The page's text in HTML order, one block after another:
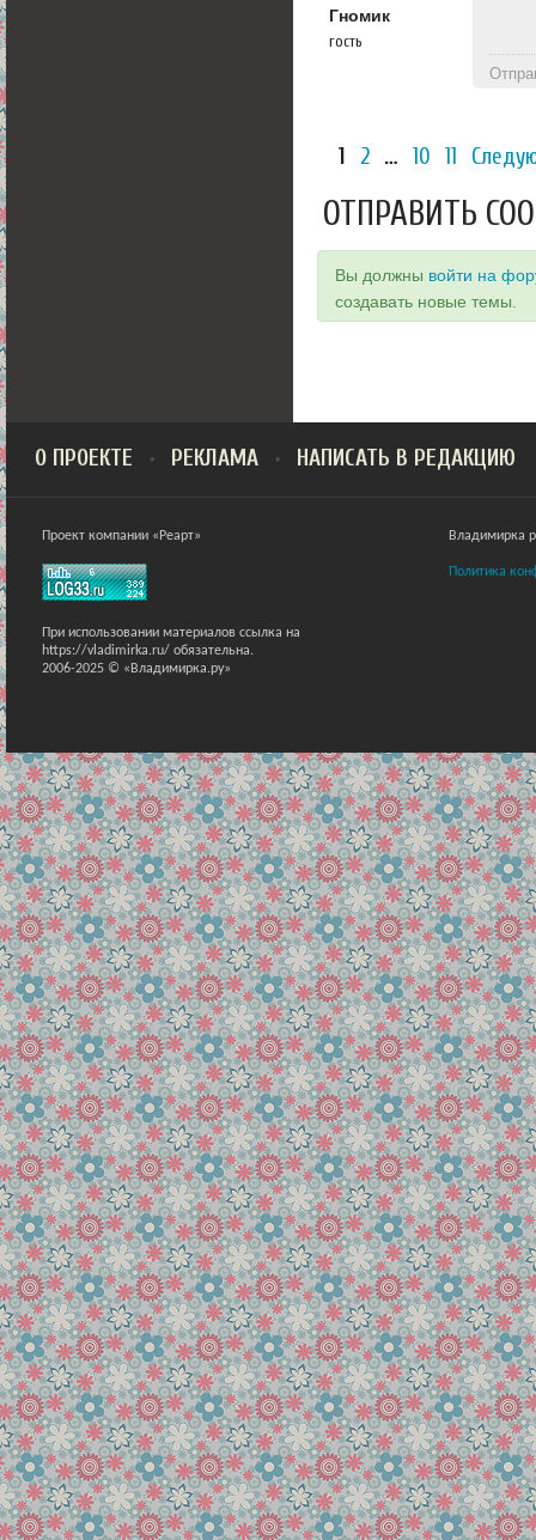
Гномик
гость
1 2 … 10 11
ОТПРАВИТЬ
Вы должны войти на
создавать новые темы.
О ПРОЕКТЕ РЕКЛАМА НАПИСАТЬ В РЕДАКЦИЮ
Проект компании «Реарт»
При использовании материалов ссылка на
https://vladimirka.ru/ обязательна.
2006-2025 © «Владимирка.ру»
Владимирка
Политика